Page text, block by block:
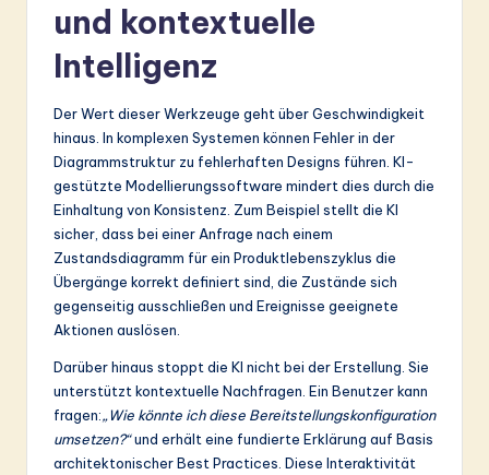
und kontextuelle
Intelligenz
Der Wert dieser Werkzeuge geht über Geschwindigkeit
hinaus. In komplexen Systemen können Fehler in der
Diagrammstruktur zu fehlerhaften Designs führen. KI-
gestützte Modellierungssoftware mindert dies durch die
Einhaltung von Konsistenz. Zum Beispiel stellt die KI
sicher, dass bei einer Anfrage nach einem
Zustandsdiagramm für ein Produktlebenszyklus die
Übergänge korrekt definiert sind, die Zustände sich
gegenseitig ausschließen und Ereignisse geeignete
Aktionen auslösen.
Darüber hinaus stoppt die KI nicht bei der Erstellung. Sie
unterstützt kontextuelle Nachfragen. Ein Benutzer kann
fragen:„Wie könnte ich diese Bereitstellungskonfiguration
umsetzen?“und erhält eine fundierte Erklärung auf Basis
architektonischer Best Practices. Diese Interaktivität